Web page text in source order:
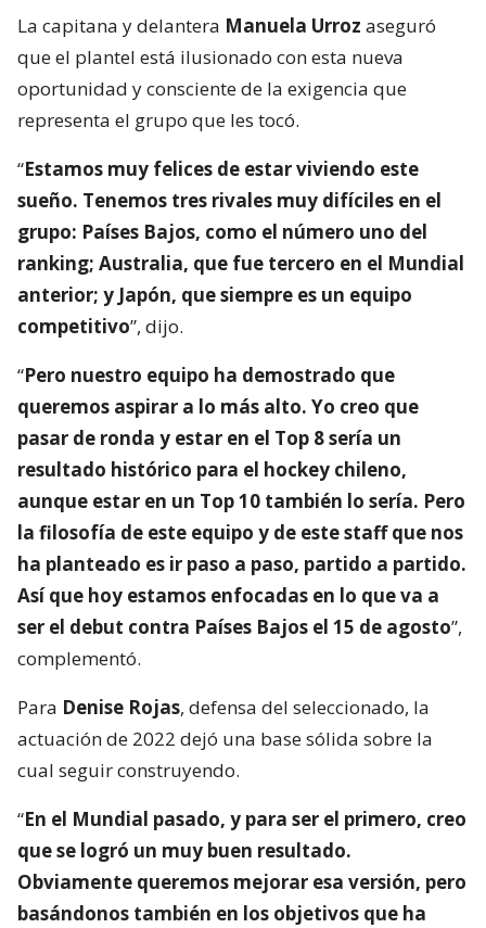
La capitana y delantera Manuela Urroz aseguró
que el plantel está ilusionado con esta nueva
oportunidad y consciente de la exigencia que
representa el grupo que les tocó.
“Estamos muy felices de estar viviendo este
sueño. Tenemos tres rivales muy difíciles en el
grupo: Países Bajos, como el número uno del
ranking; Australia, que fue tercero en el Mundial
anterior; y Japón, que siempre es un equipo
competitivo”, dijo.
“Pero nuestro equipo ha demostrado que
queremos aspirar a lo más alto. Yo creo que
pasar de ronda y estar en el Top 8 sería un
resultado histórico para el hockey chileno,
aunque estar en un Top 10 también lo sería. Pero
la filosofía de este equipo y de este staff que nos
ha planteado es ir paso a paso, partido a partido.
Así que hoy estamos enfocadas en lo que va a
ser el debut contra Países Bajos el 15 de agosto”,
complementó.
Para Denise Rojas, defensa del seleccionado, la
actuación de 2022 dejó una base sólida sobre la
cual seguir construyendo.
“En el Mundial pasado, y para ser el primero, creo
que se logró un muy buen resultado.
Obviamente queremos mejorar esa versión, pero
basándonos también en los objetivos que ha